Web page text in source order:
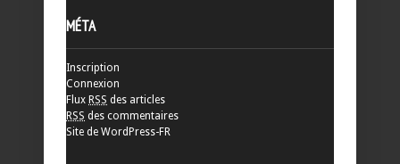
MÉTA
Inscription
Connexion
Flux RSS des articles
RSS des commentaires
Site de WordPress-FR